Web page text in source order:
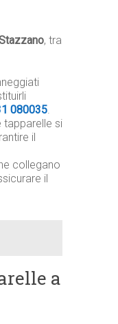
, tra
080035.
tapparelle si
il
collegano
il
a